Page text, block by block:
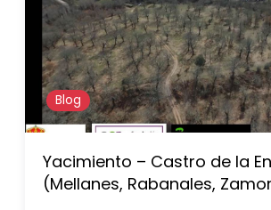
Blog
Yacimiento – Castro de la
(Mellanes, Rabanales,